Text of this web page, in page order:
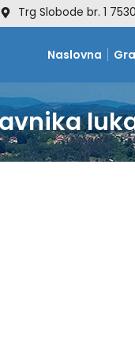
Trg Slobode br. 1
Naslovna